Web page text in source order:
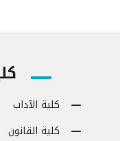
كلية الآداب
كلية القانون